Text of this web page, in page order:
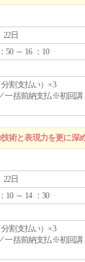
22日
50 ～ 16 ：10
分割支払い）×3
一括前納支払※初回講
術と表現力を更に深
22日
10 ～ 14 ：30
分割支払い）×3
一括前納支払※初回講